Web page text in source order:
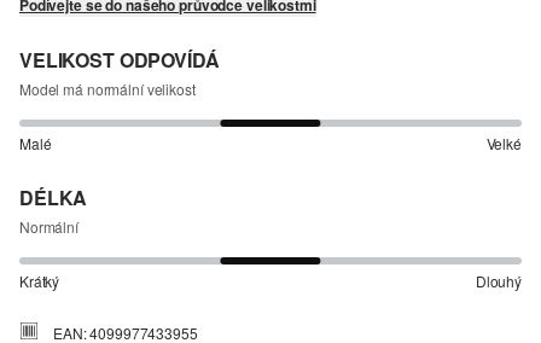
VELIKOST ODPOVÍDÁ
Model má normální velikost
Malé Velké
DÉLKA
Normální
Krátký Dlouhý
EAN: 4099977433955